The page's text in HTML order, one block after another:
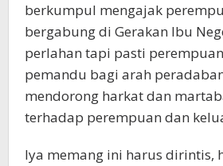
berkumpul mengajak
bergabung di Gerakan Ibu
perlahan tapi pasti
pemandu bagi arah
mendorong harkat dan
terhadap perempuan dan
Iya memang ini harus dirintis,